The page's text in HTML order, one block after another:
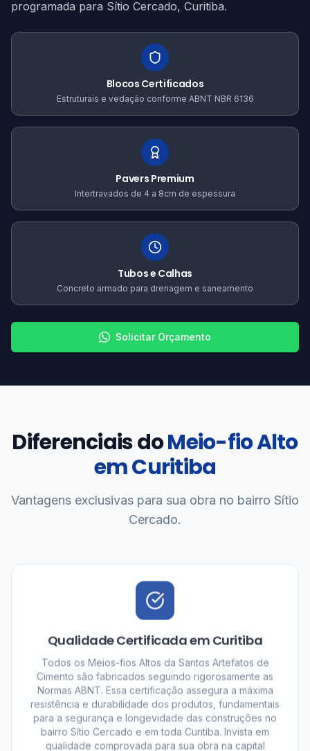
programada para Sítio Cercado, Curitiba.
Blocos Certificados
Estruturais e vedação conforme ABNT NBR 6136
Pavers Premium
Intertravados de 4 a 8cm de espessura
Tubos e Calhas
Concreto armado para drenagem e saneamento
Solicitar Orçamento
Diferenciais doMeio-fio Alto
em Curitiba
Vantagens exclusivas para sua obra no bairro Sítio
Cercado.
Qualidade Certificada em Curitiba
Todos os Meios-fios Altos da Santos Artefatos de
Cimento são fabricados seguindo rigorosamente as
Normas ABNT. Essa certificação assegura a máxima
resistência e durabilidade dos produtos, fundamentais
para a segurança e longevidade das construções no
bairro Sítio Cercado e em toda Curitiba. Invista em
qualidade comprovada para sua obra na capital